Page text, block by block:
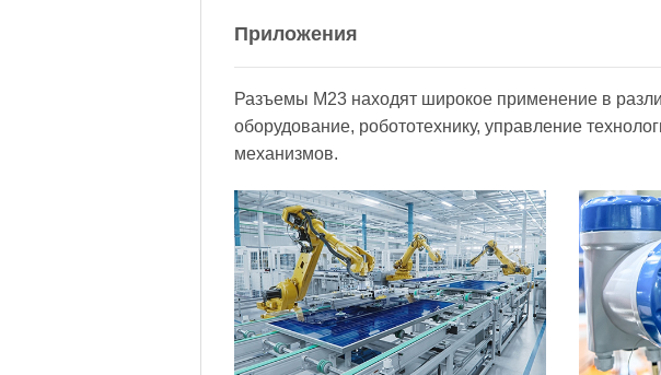
Приложения
Разъемы M23 находят широкое применение в
оборудование, робототехнику, управление
механизмов.